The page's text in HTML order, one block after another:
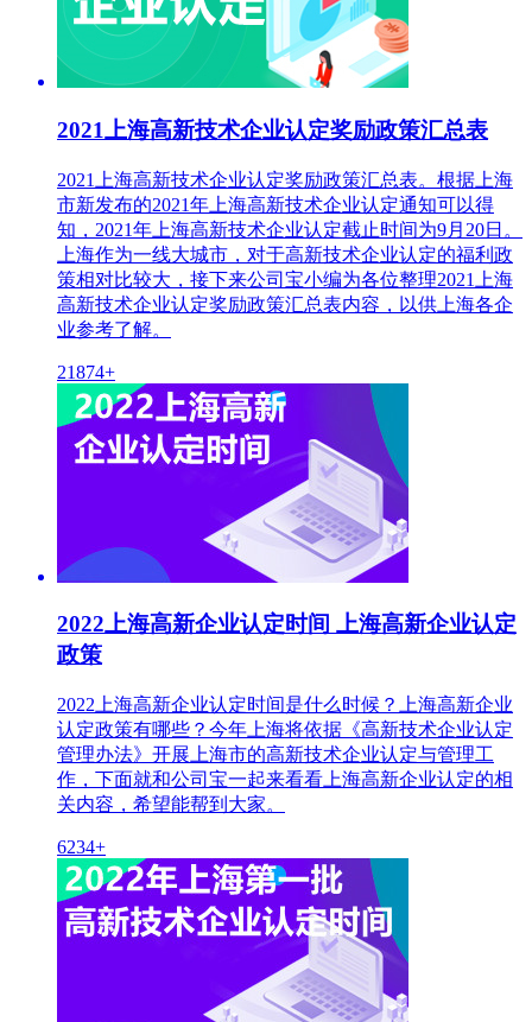
2021上海高新技术企业认定奖励政策汇总表
2021上海高新技术企业认定奖励政策汇总表。根据上海
市新发布的2021年上海高新技术企业认定通知可以得
知，2021年上海高新技术企业认定截止时间为9月20日。
上海作为一线大城市，对于高新技术企业认定的福利政
策相对比较大，接下来公司宝小编为各位整理2021上海
高新技术企业认定奖励政策汇总表内容，以供上海各企
业参考了解。
21874+
2022上海高新企业认定时间 上海高新企业认定
政策
2022上海高新企业认定时间是什么时候？上海高新企业
认定政策有哪些？今年上海将依据《高新技术企业认定
管理办法》开展上海市的高新技术企业认定与管理工
作，下面就和公司宝一起来看看上海高新企业认定的相
关内容，希望能帮到大家。
6234+